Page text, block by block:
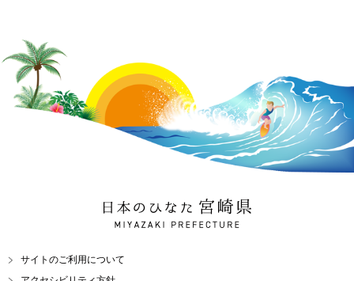
日本のひなた 宮崎県
MIYAZAKI PREFECTURE
サイトのご利用について